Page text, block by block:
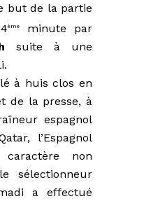
but de la partie
èmeminute par
suite à une
à huis clos en
de la presse, à
espagnol
l’Espagnol
non
sélectionneur
a effectué